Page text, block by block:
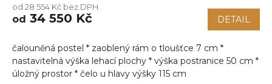
od 28 554 Kč bez DPH
od 34 550 Kč DETAIL
čalouněná postel * zaoblený rám o tloušťce 7 cm *
nastavitelná výška lehací plochy * výška postranice 50 cm *
úložný prostor * čelo u hlavy výšky 115 cm